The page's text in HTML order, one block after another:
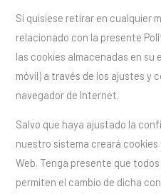
Si quisiese retirar en cualquier
relacionado con la presente
las cookies almacenadas en su
móvil) a través de los ajustes y
navegador de Internet.
Salvo que haya ajustado la
nuestro sistema creará
Web. Tenga presente que
permiten el cambio de dicha